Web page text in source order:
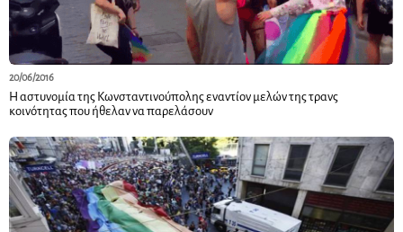
20/06/2016
Η αστυνομία της Κωνσταντινούπολης εναντίον μελών της τρανς
κοινότητας που ήθελαν να παρελάσουν